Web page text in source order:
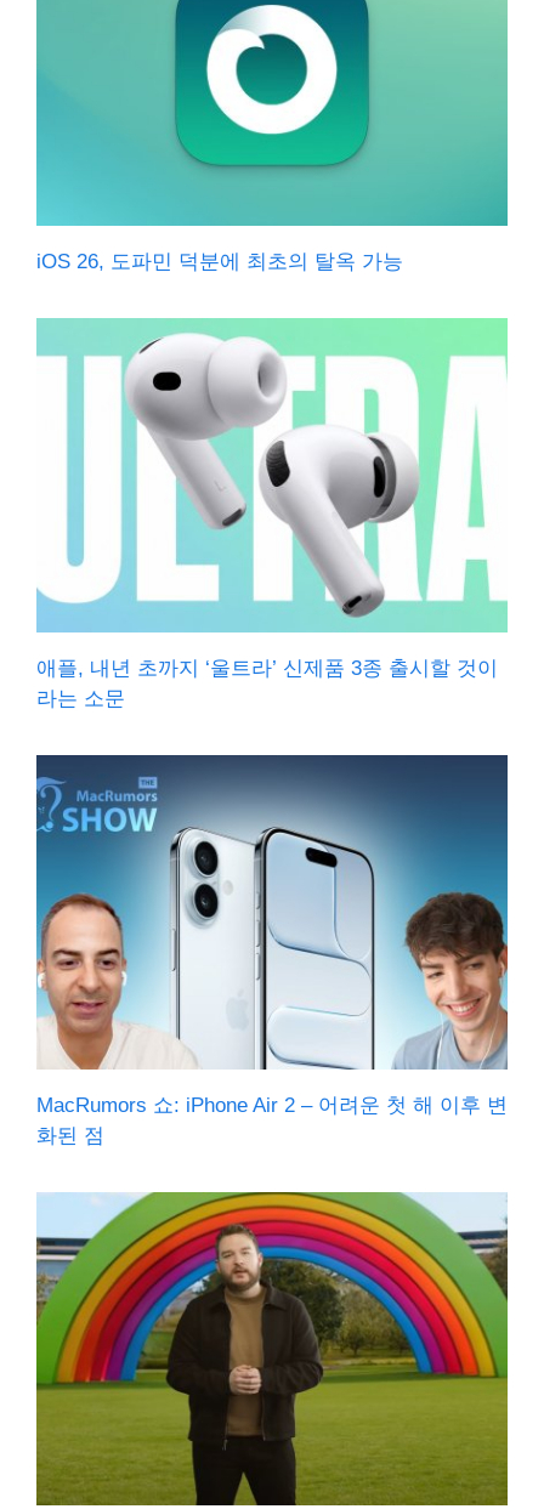
iOS 26, 도파민 덕분에 최초의 탈옥 가능
애플, 내년 초까지 ‘울트라’ 신제품 3종 출시할 것이
라는 소문
MacRumors 쇼: iPhone Air 2 – 어려운 첫 해 이후 변
화된 점